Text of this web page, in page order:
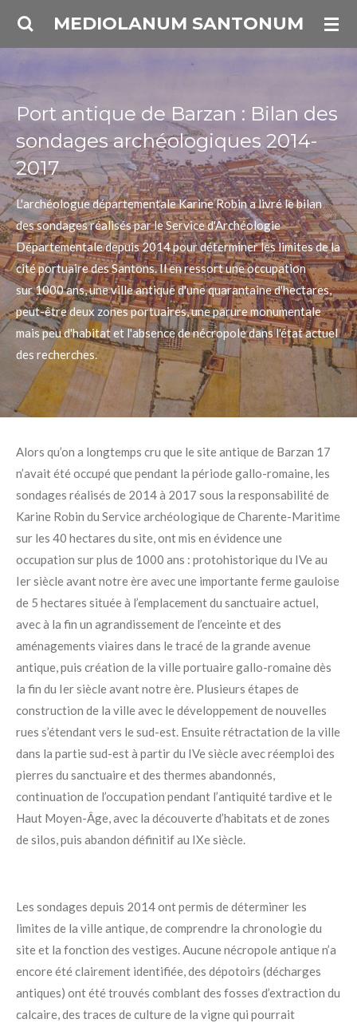
Passer
contenu
principal
MEDIOLANUM SANTONUM
Port antique de Barzan : Bilan des
sondages archéologiques 2014-
2017
L'archéologue départementale Karine Robin a livré le bilan
des sondages réalisés par le Service d'Archéologie
Départementale depuis 2014 pour déterminer les limites de la
cité portuaire des Santons. Il en ressort une occupation
sur 1000 ans, une ville antique d'une quarantaine d'hectares,
peut-être deux zones portuaires, une parure monumentale
mais peu d'habitat et l'absence de nécropole dans l'état actuel
des recherches.
Alors qu’on a longtemps cru que le site antique de Barzan 17
n’avait été occupé que pendant la période gallo-romaine, les
sondages réalisés de 2014 à 2017 sous la responsabilité de
Karine Robin du Service archéologique de Charente-Maritime
sur les 40 hectares du site, ont mis en évidence une
occupation sur plus de 1000 ans : protohistorique du IVe au
Ier siècle avant notre ère avec une importante ferme gauloise
de 5 hectares située à l’emplacement du sanctuaire actuel,
avec à la fin un agrandissement de l’enceinte et des
aménagements viaires dans le tracé de la grande avenue
antique, puis création de la ville portuaire gallo-romaine dès
la fin du Ier siècle avant notre ère. Plusieurs étapes de
construction de la ville avec le développement de nouvelles
rues s’étendant vers le sud-est. Ensuite rétractation de la ville
dans la partie sud-est à partir du IVe siècle avec réemploi des
pierres du sanctuaire et des thermes abandonnés,
continuation de l’occupation pendant l’antiquité tardive et le
Haut Moyen-Âge, avec la découverte d’habitats et de zones
de silos, puis abandon définitif au IXe siècle.
Les sondages depuis 2014 ont permis de déterminer les
limites de la ville antique, de comprendre la chronologie du
site et la fonction des vestiges. Aucune nécropole antique n’a
encore été clairement identifiée, des dépotoirs (décharges
antiques) ont été trouvés comblant des fosses d’extraction du
calcaire, des traces de culture de la vigne qui pourrait